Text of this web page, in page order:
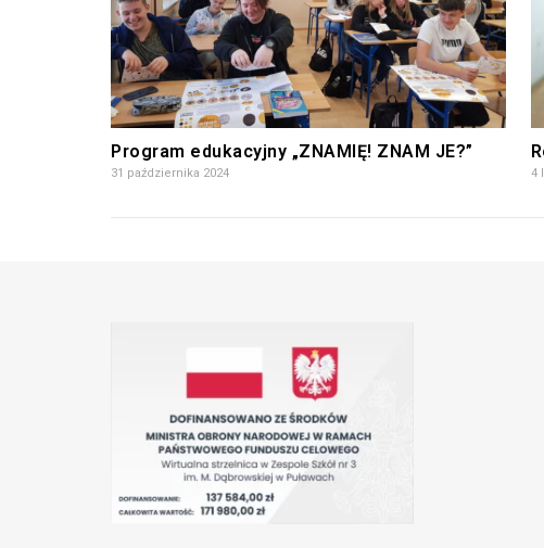
Program edukacyjny „ZNAMIĘ! ZNAM JE?”
31 października 2024 4